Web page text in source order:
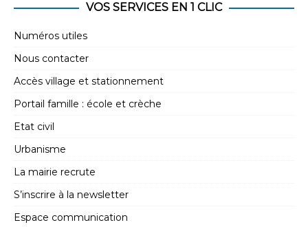
VOS SERVICES EN 1 CLIC
Numéros utiles
Nous contacter
Accès village et stationnement
Portail famille : école et crèche
Etat civil
Urbanisme
La mairie recrute
S’inscrire à la newsletter
Espace communication